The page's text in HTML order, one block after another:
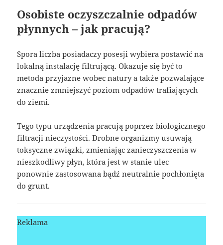
Osobiste oczyszczalnie odpadów
płynnych – jak pracują?
Spora liczba posiadaczy posesji wybiera postawić na
lokalną instalację filtrującą. Okazuje się być to
metoda przyjazne wobec natury a także pozwalające
znacznie zmniejszyć poziom odpadów trafiających
do ziemi.
Tego typu urządzenia pracują poprzez biologicznego
filtracji nieczystości. Drobne organizmy usuwają
toksyczne związki, zmieniając zanieczyszczenia w
nieszkodliwy płyn, która jest w stanie ulec
ponownie zastosowana bądź neutralnie pochłonięta
do grunt.
Reklama